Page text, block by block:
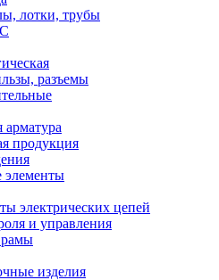
лотки, трубы
разъемы
арматура
продукция
элементы
электрических цепей
и управления
изделия